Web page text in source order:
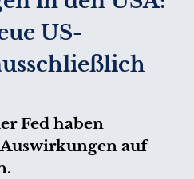
US-
Fed haben
auf